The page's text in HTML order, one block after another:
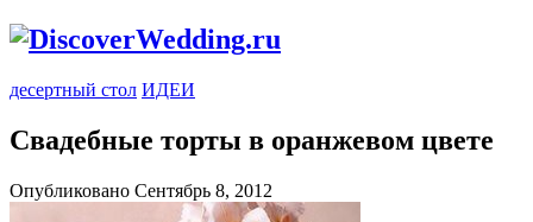
десертный стол ИДЕИ
Свадебные торты в оранжевом цвете
Опубликовано Сентябрь 8, 2012